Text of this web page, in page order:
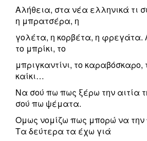
Αλήθεια, στα νέα ελληνικά τι
η μπρατσέρα, η
γολέτα, η κορβέτα, η φρεγάτα.
το μπρίκι, το
μπριγκαντίνι, το καραβόσκαρο,
καίκι…
Να σού πω πως ξέρω την αιτία
σού πω ψέματα.
Ομως νομίζω πως μπορώ να την
Τα δεύτερα τα έχω γιά